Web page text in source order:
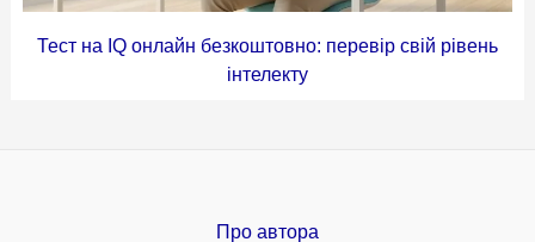
Тест на IQ онлайн безкоштовно: перевір свій рівень
інтелекту
Про автора